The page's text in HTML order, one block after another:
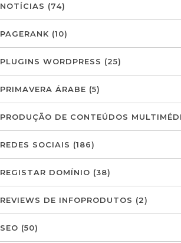
NOTÍCIAS (74)
PAGERANK (10)
PLUGINS WORDPRESS (25)
PRIMAVERA ÁRABE (5)
PRODUÇÃO DE CONTEÚDOS
REDES SOCIAIS (186)
REGISTAR DOMÍNIO (38)
REVIEWS DE INFOPRODUTOS (2)
SEO (50)